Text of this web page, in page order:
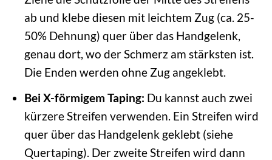
ab und klebe diesen mit leichtem Zug (ca. 25-
50% Dehnung) quer über das Handgelenk,
genau dort, wo der Schmerz am stärksten ist.
Die Enden werden ohne Zug angeklebt.
Bei X-förmigem Taping: Du kannst auch zwei
kürzere Streifen verwenden. Ein Streifen wird
quer über das Handgelenk geklebt (siehe
Quertaping). Der zweite Streifen wird dann